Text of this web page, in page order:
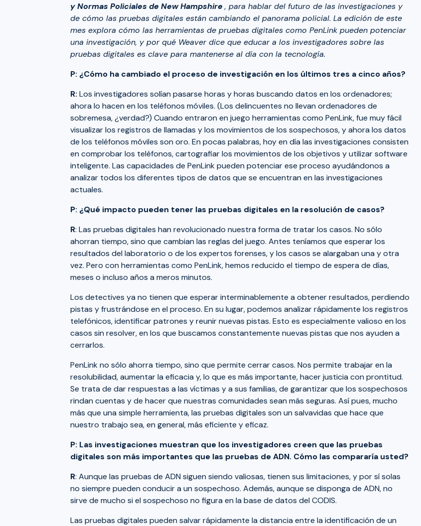
y Normas Policiales de New Hampshire, para hablar del futuro de las investigaciones y
de cómo las pruebas digitales están cambiando el panorama policial. La edición de este
mes explora cómo las herramientas de pruebas digitales como PenLink pueden potenciar
una investigación, y por qué Weaver dice que educar a los investigadores sobre las
pruebas digitales es clave para mantenerse al día con la tecnología.
P: ¿Cómo ha cambiado el proceso de investigación en los últimos tres a cinco años?
R: Los investigadores solían pasarse horas y horas buscando datos en los ordenadores;
ahora lo hacen en los teléfonos móviles. (Los delincuentes no llevan ordenadores de
sobremesa, ¿verdad?) Cuando entraron en juego herramientas como PenLink, fue muy fácil
visualizar los registros de llamadas y los movimientos de los sospechosos, y ahora los datos
de los teléfonos móviles son oro. En pocas palabras, hoy en día las investigaciones consisten
en comprobar los teléfonos, cartografiar los movimientos de los objetivos y utilizar software
inteligente. Las capacidades de PenLink pueden potenciar ese proceso ayudándonos a
analizar todos los diferentes tipos de datos que se encuentran en las investigaciones
actuales.
P: ¿Qué impacto pueden tener las pruebas digitales en la resolución de casos?
R: Las pruebas digitales han revolucionado nuestra forma de tratar los casos. No sólo
ahorran tiempo, sino que cambian las reglas del juego. Antes teníamos que esperar los
resultados del laboratorio o de los expertos forenses, y los casos se alargaban una y otra
vez. Pero con herramientas como PenLink, hemos reducido el tiempo de espera de días,
meses o incluso años a meros minutos.
Los detectives ya no tienen que esperar interminablemente a obtener resultados, perdiendo
pistas y frustrándose en el proceso. En su lugar, podemos analizar rápidamente los registros
telefónicos, identificar patrones y reunir nuevas pistas. Esto es especialmente valioso en los
casos sin resolver, en los que buscamos constantemente nuevas pistas que nos ayuden a
cerrarlos.
PenLink no sólo ahorra tiempo, sino que permite cerrar casos. Nos permite trabajar en la
resolubilidad, aumentar la eficacia y, lo que es más importante, hacer justicia con prontitud.
Se trata de dar respuestas a las víctimas y a sus familias, de garantizar que los sospechosos
rindan cuentas y de hacer que nuestras comunidades sean más seguras. Así pues, mucho
más que una simple herramienta, las pruebas digitales son un salvavidas que hace que
nuestro trabajo sea, en general, más eficiente y eficaz.
P: Las investigaciones muestran que los investigadores creen que las pruebas
digitales son más importantes que las pruebas de ADN. Cómo las compararía usted?
R: Aunque las pruebas de ADN siguen siendo valiosas, tienen sus limitaciones, y por sí solas
no siempre pueden conducir a un sospechoso. Además, aunque se disponga de ADN, no
sirve de mucho si el sospechoso no figura en la base de datos del CODIS.
Las pruebas digitales pueden salvar rápidamente la distancia entre la identificación de un